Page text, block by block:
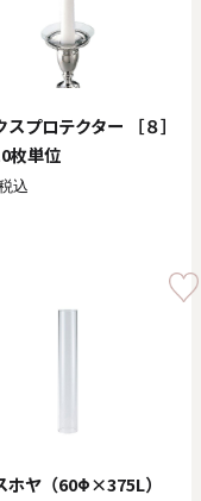
20000
せ お問い合わせ
スプロテクター ［８］
単位
込
ホヤ（60Φ×375L）